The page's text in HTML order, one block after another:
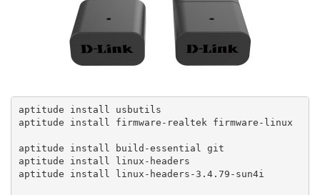
aptitude install usbutils
aptitude install firmware-realtek firmware-linux
aptitude install build-essential git
aptitude install linux-headers
aptitude install linux-headers-3.4.79-sun4i